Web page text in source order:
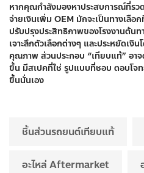
หากคุณกำลังมองหาประสบการณ์ที่รวด
จ่ายเงินเพิ่ม OEM มักจะเป็นทางเลือ
ปรับปรุงประสิทธิภาพของโรงงานต้น
เจาะลึกตัวเลือกต่างๆ และประหยัดเงิ
คุณภาพ ส่วนประกอบ “เทียบแท้” อา
ขึ้น มีสเปคที่ใช่ รูปแบบที่ชอบ ตอบโจ
ขึ้นนั่นเอง
ชิ้นส่วนรถยนต์เทียบแท้
อะไหล่ Aftermarket